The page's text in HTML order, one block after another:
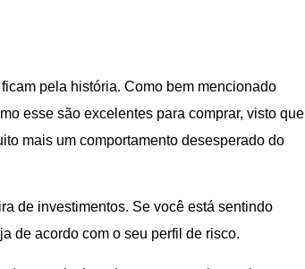
pela história. Como bem mencionado
esse são excelentes para comprar, visto que
mais um comportamento desesperado do
de investimentos. Se você está sentindo
de acordo com o seu perfil de risco.